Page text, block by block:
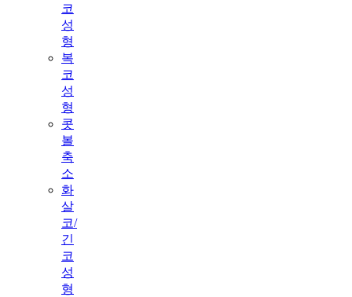
코
성
형
복
코
성
형
콧
볼
축
소
화
살
코/
긴
코
성
형